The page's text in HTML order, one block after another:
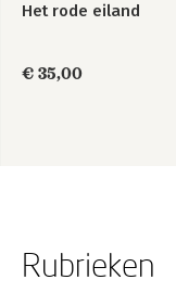
Het rode eiland
€ 35,00
Rubrieken